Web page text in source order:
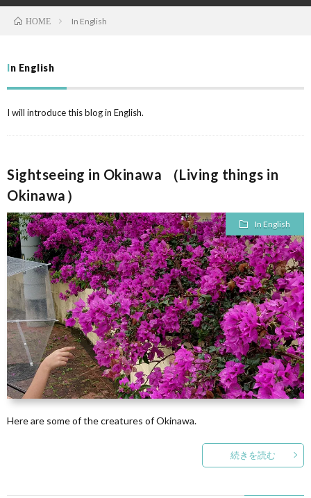
縄
常
（
life）
労
務
管
（
HOME In English
In English
I will introduce this blog in English.
Sightseeing in Okinawa （Living things in
Okinawa）
In English
Here are some of the creatures of Okinawa.
続きを読む